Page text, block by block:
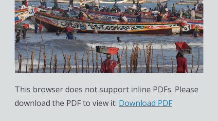
This browser does not support inline PDFs. Please
download the PDF to view it: Download PDF